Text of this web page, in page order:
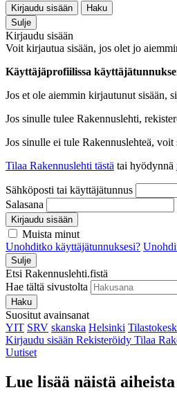
Kirjaudu sisään
Haku
Sulje
Kirjaudu sisään
Voit kirjautua sisään, jos olet jo
Käyttäjäprofiilissa
Jos et ole aiemmin kirjautunut sisään,
Jos sinulle tulee Rakennuslehti,
Jos sinulle ei tule Rakennuslehteä,
Tilaa Rakennuslehti tästä tai hyödynnä
Sähköposti tai käyttäjätunnus
Salasana
Kirjaudu sisään
Muista minut
Unohditko käyttäjätunnuksesi?
Sulje
Etsi Rakennuslehti.fistä
Hae tältä sivustolta
Haku
Suositut avainsanat
YIT SRV skanska Helsinki
Kirjaudu sisään Rekisteröidy Tilaa
Uutiset
Lue lisää näistä aiheista